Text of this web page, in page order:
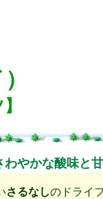
やかな酸味と
さるなしのドライ